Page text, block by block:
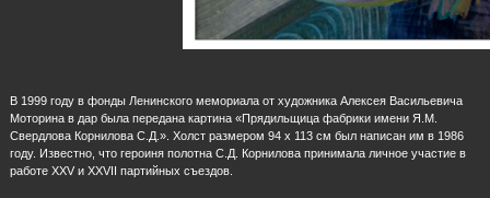
Городская усадьба семьи Ульяновых
«Дом-музей В. И.Ленина»
Ульяновский государственный
академический симфонический
В 1999 году в фонды Ленинского мемориала от художника Алексея Васильевича
Моторина в дар была передана картина «Прядильщица фабрики имени Я.М.
Свердлова Корнилова С.Д.». Холст размером 94 х 113 см был написан им в 1986
году. Известно, что героиня полотна С.Д. Корнилова принимала личное участие в
работе XXV и XXVII партийных съездов.